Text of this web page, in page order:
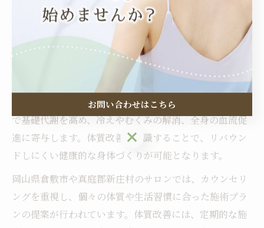
流れ出す過程で一時的に起こる現象と考えられていま
部分痩せと体質改善のための知識を深めよう
ハイパーナイフは部分痩せだけでなく、体質改善を目指
す方にも最適なエステ機器です。高周波による温熱効果
で基礎代謝を高め、冷えやむくみの解消、全身の血流促
進に寄与します。体質改善を意識することで、リバウン
ドしにくい健康的な身体づくりが可能となります。
岡山県倉敷市や真庭郡新庄村のサロンでは、カウンセリ
ングを重視し、個々の体質や生活習慣に合った施術プラ
ンの提案が行われています。体質改善には、定期的な施
お問い合わせはこちら
お問い合わせはこちら